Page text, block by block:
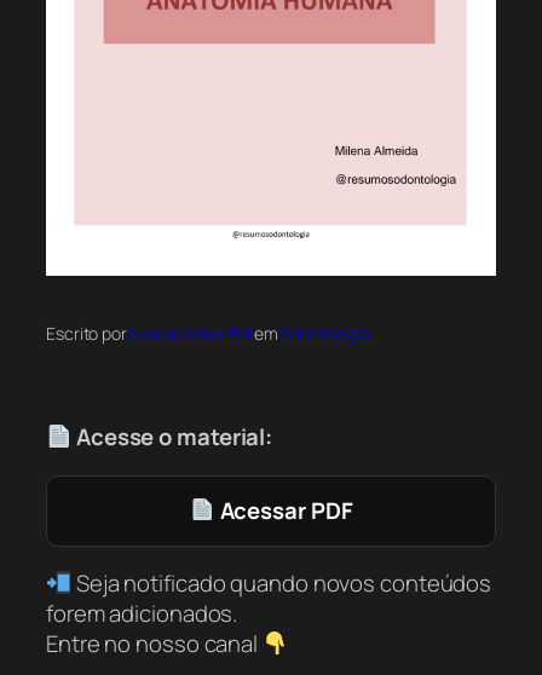
Escrito porAcervo Index BotemOdontologia
Acesse o material:
Acessar PDF
Seja notificado quando novos conteúdos
forem adicionados.
Entre no nosso canal